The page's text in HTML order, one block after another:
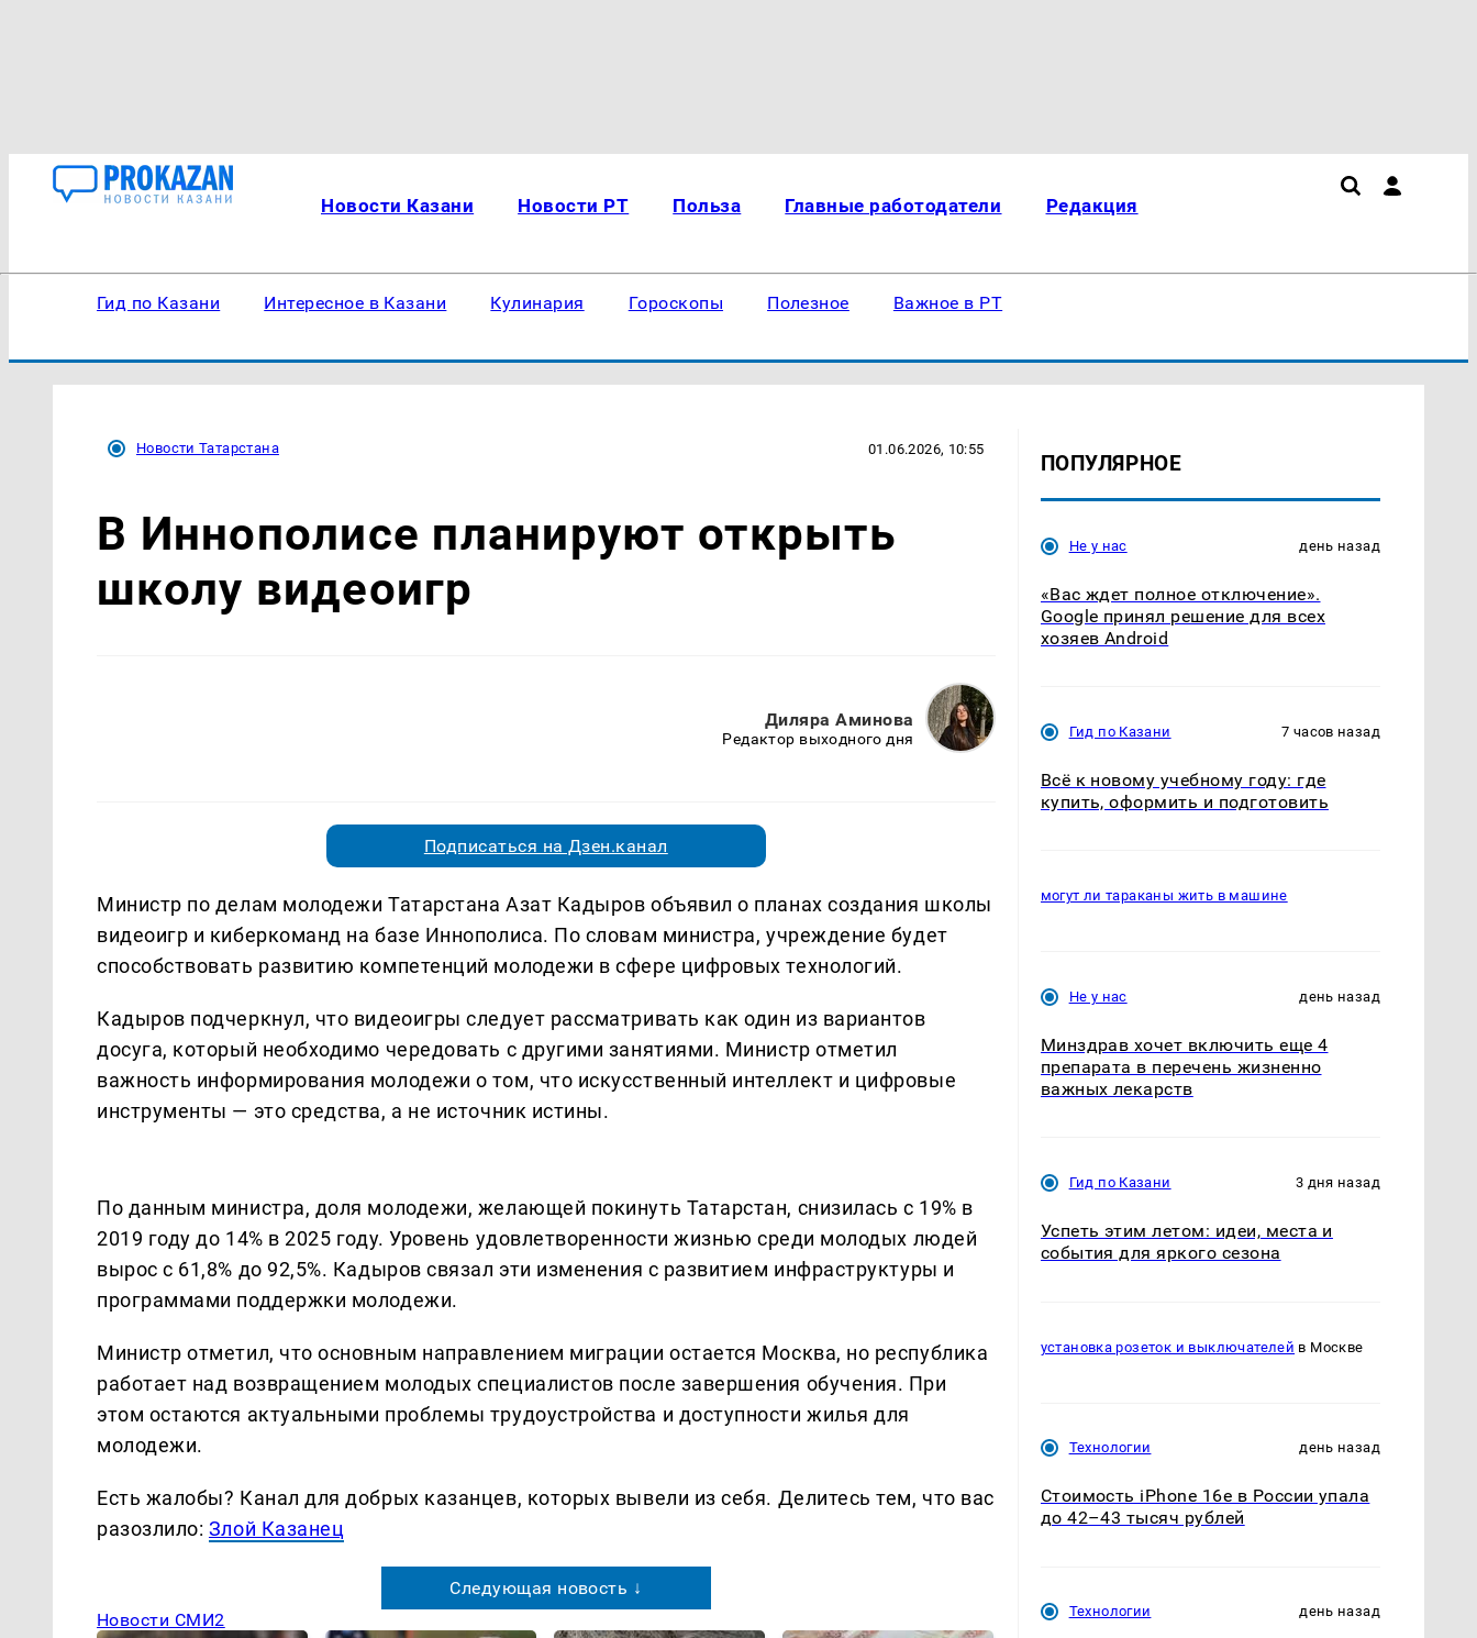
Новости Казани Новости РТ Польза Главные работодатели Редакция
Гид по Казани Интересное в Казани Кулинария Гороскопы Полезное Важное в РТ
Новости Татарстана 01.06.2026, 10:55
В Иннополисе планируют открыть
школу видеоигр
Диляра Аминова
Редактор выходного дня
Подписаться на Дзен.канал
Министр по делам молодежи Татарстана Азат Кадыров объявил о планах создания школы
видеоигр и киберкоманд на базе Иннополиса. По словам министра, учреждение будет
способствовать развитию компетенций молодежи в сфере цифровых технологий.
Кадыров подчеркнул, что видеоигры следует рассматривать как один из вариантов
досуга, который необходимо чередовать с другими занятиями. Министр отметил
важность информирования молодежи о том, что искусственный интеллект и цифровые
инструменты — это средства, а не источник истины.
По данным министра, доля молодежи, желающей покинуть Татарстан, снизилась с 19% в
2019 году до 14% в 2025 году. Уровень удовлетворенности жизнью среди молодых людей
вырос с 61,8% до 92,5%. Кадыров связал эти изменения с развитием инфраструктуры и
программами поддержки молодежи.
Министр отметил, что основным направлением миграции остается Москва, но республика
работает над возвращением молодых специалистов после завершения обучения. При
этом остаются актуальными проблемы трудоустройства и доступности жилья для
молодежи.
Есть жалобы? Канал для добрых казанцев, которых вывели из себя. Делитеcь тем, что вас
разозлило: Злой Казанец
Следующая новость ↓
Новости СМИ2
ПОПУЛЯРНОЕ
Не у нас день назад
«Вас ждет полное отключение».
Google принял решение для всех
хозяев Android
Гид по Казани 7 часов назад
Всё к новому учебному году: где
купить, оформить и подготовить
могут ли тараканы жить в машине
Не у нас день назад
Минздрав хочет включить еще 4
препарата в перечень жизненно
важных лекарств
Гид по Казани 3 дня назад
Успеть этим летом: идеи, места и
события для яркого сезона
установка розеток и выключателей в Москве
Технологии день назад
Стоимость iPhone 16e в России упала
до 42–43 тысяч рублей
Технологии день назад